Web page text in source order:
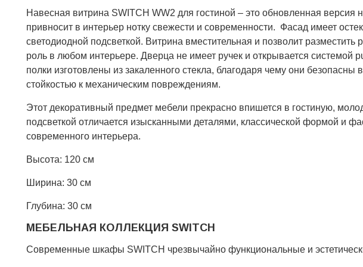
Навесная витрина SWITCH WW2 для гостиной – это обновленная версия
привносит в интерьер нотку свежести и современности. Фасад имеет
светодиодной подсветкой. Витрина вместительная и позволит
роль в любом интерьере. Дверца не имеет ручек и открывается системой
полки изготовлены из закаленного стекла, благодаря чему они
стойкостью к механическим повреждениям.
Этот декоративный предмет мебели прекрасно впишется в гостиную,
подсветкой отличается изысканными деталями, классической формой и
современного интерьера.
Высота: 120 см
Ширина: 30 см
Глубина: 30 см
МЕБЕЛЬНАЯ КОЛЛЕКЦИЯ SWITCH
Современные шкафы SWITCH чрезвычайно функциональные и